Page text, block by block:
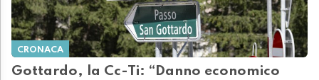
CRONACA
Gottardo, la Cc-Ti: “Danno economico